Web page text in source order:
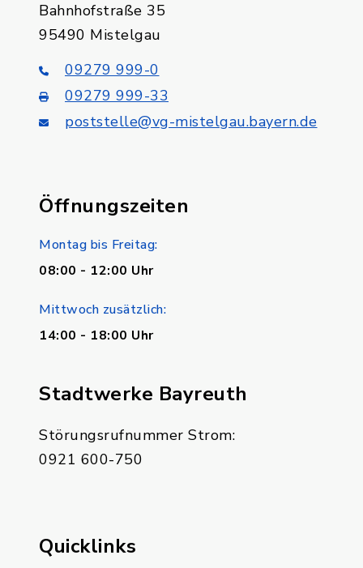
Bahnhofstraße 35
95490 Mistelgau
09279 999-0
09279 999-33
poststelle@vg-mistelgau.bayern.de
Öffnungszeiten
Montag bis Freitag:
08:00 - 12:00 Uhr
Mittwoch zusätzlich:
14:00 - 18:00 Uhr
Stadtwerke Bayreuth
Störungsrufnummer Strom:
0921 600-750
Quicklinks